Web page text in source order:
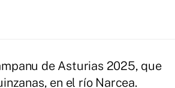
de Asturias 2025, que
en el río Narcea.